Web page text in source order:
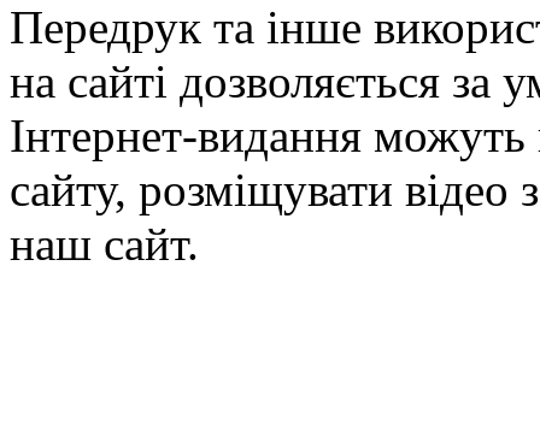
Передрук та інше
на сайті дозволяється
Інтернет-видання можуть
сайту, розміщувати відео
наш сайт.